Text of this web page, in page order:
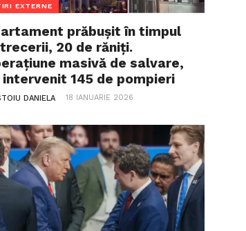
EXTERNE
prăbușit în timpul
20 de răniți.
masivă de salvare,
intervenit 145 de pompieri
DANIELA 18 IANUARIE 2026